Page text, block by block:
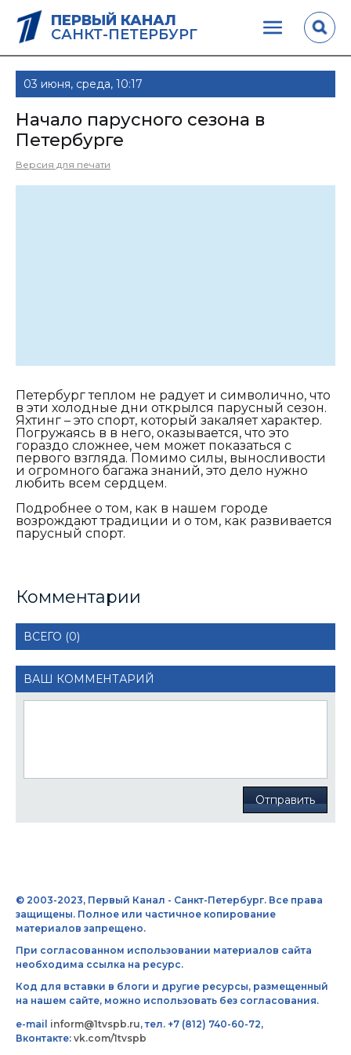
ПЕРВЫЙ КАНАЛ
САНКТ-ПЕТЕРБУРГ
03 июня, среда, 10:17
Начало парусного сезона в
Петербурге
Версия для печати
Петербург теплом не радует и символично, что
в эти холодные дни открылся парусный сезон.
Яхтинг – это спорт, который закаляет характер.
Погружаясь в в него, оказывается, что это
гораздо сложнее, чем может показаться с
первого взгляда. Помимо силы, выносливости
и огромного багажа знаний, это дело нужно
любить всем сердцем.
Подробнее о том, как в нашем городе
возрождают традиции и о том, как развивается
парусный спорт.
Комментарии
ВСЕГО (0)
ВАШ КОММЕНТАРИЙ
Отправить
© 2003-2023, Первый Канал - Санкт-Петербург. Все права
защищены. Полное или частичное копирование
материалов запрещено.
При согласованном использовании материалов сайта
необходима ссылка на ресурс.
Код для вставки в блоги и другие ресурсы, размещенный
на нашем сайте, можно использовать без согласования.
e-mail inform@1tvspb.ru, тел. +7 (812) 740-60-72,
Вконтакте: vk.com/1tvspb